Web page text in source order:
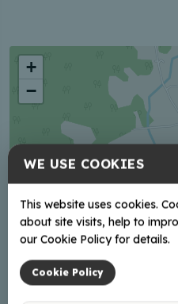
+
−
WE USE COOKIES
This website uses cookies.
about site visits, help to
our Cookie Policy for details.
Cookie Policy